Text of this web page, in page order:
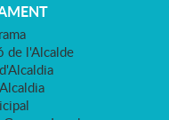
de l'Alcalde